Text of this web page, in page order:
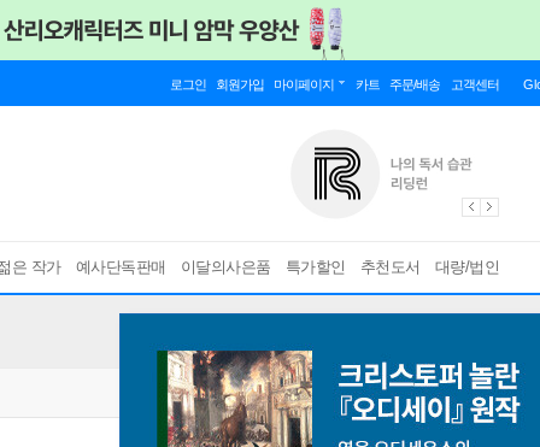
로그인 회원가입 마이페이지 카트 주문/배송 고객센터
은 작가 예사단독판매 이달의사은품 특가할인 추천도서 대량/법인